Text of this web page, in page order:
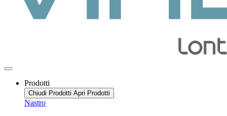
Prodotti
Chiudi Prodotti Apri Prodotti
Nastro